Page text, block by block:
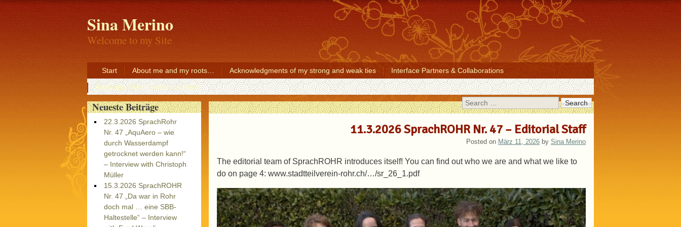
Sina Merino
Welcome to my Site
Start About me and my roots… Acknowledgments of my strong and weak ties
Interface Partners & Collaborations
Readings, Performances & Fairs
Search
11.3.2026 SprachROHR Nr. 47 – Editorial Staff
Posted on März 11, 2026 by Sina Merino
The editorial team of SprachROHR introduces itself! You can find out who we are and what we like to
do on page 4: www.stadtteilverein-rohr.ch/…/sr_26_1.pdf
Neueste Beiträge
22.3.2026 SprachRohr
Nr. 47 „AquAero – wie
durch Wasserdampf
getrocknet werden kann!“
– Interview with Christoph
Müller
15.3.2026 SprachROHR
Nr. 47 „Da war in Rohr
doch mal … eine SBB-
Haltestelle“ – Interview